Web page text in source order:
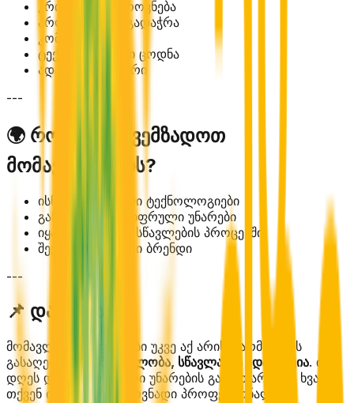
კრიტიკული აზროვნება
პრობლემების გადაჭრა
კომუნიკაცია
ტექნოლოგიური ცოდნა
ადაპტაციის უნარი
---
🌍 როგორ მოვემზადოთ
მომავლისთვის?
ისწავლეთ ახალი ტექნოლოგიები
განავითარეთ ციფრული უნარები
იყავით მუდმივი სწავლების პროცესში
შექმენით პირადი ბრენდი
---
📌 დასკვნა
მომავლის პროფესიები უკვე აქ არის. წარმატების
გასაღები არის
მოქნილობა, სწავლა და ადაპტაცია. თუ
დღეს დაიწყებთ სწორი უნარების განვითარებას, ხვალ
თქვენ იქნებით მოთხოვნადი პროფესიონალი.